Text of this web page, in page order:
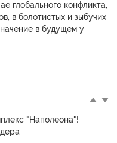
глобального конфликта,
в болотистых и зыбучих
в будущем у
"Наполеона"!